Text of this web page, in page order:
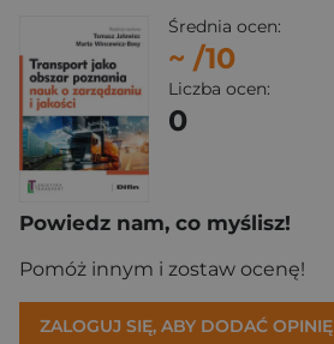
Średnia ocen:
~ /10
Liczba ocen:
0
Powiedz nam, co myślisz!
Pomóż innym i zostaw ocenę!
ZALOGUJ SIĘ, ABY DODAĆ OPINIĘ